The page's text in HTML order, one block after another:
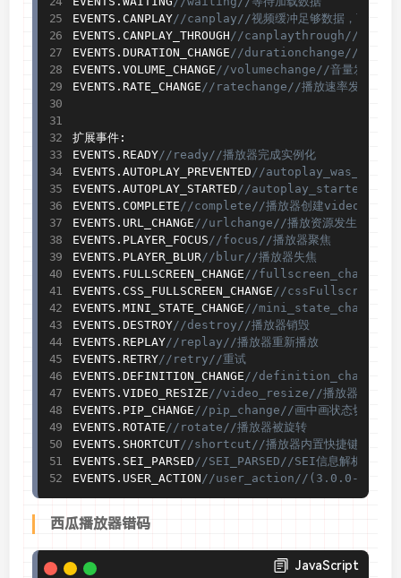
EVENTS . CANPLAY//canplay//视频缓冲足够数据，可以播
EVENTS . CANPLAY_THROUGH //canplaythrough//视频可以
EVENTS . DURATION_CHANGE //durationchange//视频时长
EVENTS . VOLUME_CHANGE //volumechange//音量发生变化
EVENTS . RATE_CHANGE //ratechange//播放速率发生变化
扩展事件 :
EVENTS . READY//ready//播放器完成实例化
EVENTS . AUTOPLAY_PREVENTED //
EVENTS . AUTOPLAY_STARTED //autoplay_started//成功
EVENTS . COMPLETE //complete//播放器创建video完成，
EVENTS . URL_CHANGE //urlchange//播放资源发生变化
EVENTS . PLAYER_FOCUS //focus//播放器聚焦
EVENTS . PLAYER_BLUR //blur//播放器失焦
EVENTS . FULLSCREEN_CHANGE //fullscreen_change//全
EVENTS . CSS_FULLSCREEN_CHANGE //
EVENTS . MINI_STATE_CHANGE //mini_state_change//画
EVENTS . DESTROY//destroy//播放器销毁
EVENTS . REPLAY//replay//播放器重新播放
EVENTS . RETRY//retry//重试
EVENTS . DEFINITION_CHANGE
EVENTS . VIDEO_RESIZE
EVENTS . PIP_CHANGE
EVENTS . ROTATE //rotate//播放器被旋转
EVENTS . SHORTCUT//shortcut//播放器内置快捷键事件触
EVENTS . SEI_PARSED //SEI_PARSED//SEI信息解析（
EVENTS . USER_ACTION //user_action//(3.0.0-alpha.92-2之
西瓜播放器错码
JavaScript